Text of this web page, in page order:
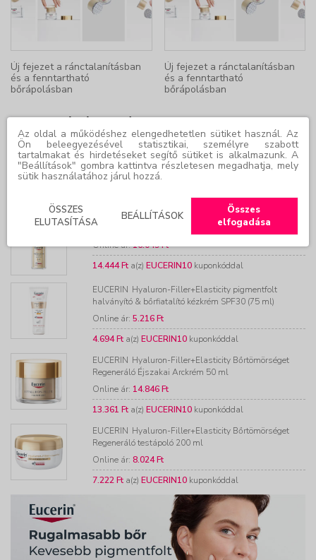
Új fejezet a ránctalanításban
és a fenntartható
bőrápolásban
Új fejezet a ránctalanításban
és a fenntartható
bőrápolásban
EUCERIN Hyaluron-Filler+Elasticity Bőrtömörséget
regeneráló szemránckrém 15 ml
Online ár:
kuponkóddal
EUCERIN
Hyaluron-Filler+Elasticity 3D szérum 30 ml
Online ár:16.049 Ft
14.444 Ft a(z) EUCERIN10 kuponkóddal
EUCERIN Hyaluron-Filler+Elasticity pigmentfolt
halványító & bőrfiatalító kézkrém SPF30 (75 ml)
Online ár: 5.216 Ft
4.694 Ft a(z) EUCERIN10 kuponkóddal
EUCERIN Hyaluron-Filler+Elasticity Bőrtömörséget
Regeneráló Éjszakai Arckrém 50 ml
Online ár: 14.846 Ft
13.361 Ft a(z) EUCERIN10 kuponkóddal
EUCERIN Hyaluron-Filler+Elasticity Bőrtömörséget
Regeneráló testápoló 200 ml
Online ár: 8.024 Ft
7.222 Ft a(z) EUCERIN10 kuponkóddal
Az oldal a működéshez elengedhetetlen sütiket használ. Az
Ön beleegyezésével statisztikai, személyre szabott
tartalmakat és hirdetéseket segítő sütiket is alkalmazunk. A
"Beállítások" gombra kattintva részletesen megadhatja, mely
sütik használatához járul hozzá.
ÖSSZES
ELUTASÍTÁSA
BEÁLLÍTÁSOK
Összes
elfogadása